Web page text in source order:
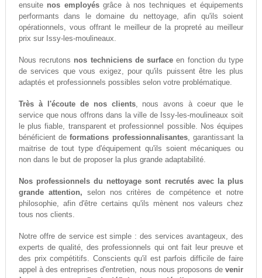
ensuite nos employésgrâce à nos techniques et équipements
performants dans le domaine du nettoyage, afin qu'ils soient
opérationnels, vous offrant le meilleur de la propreté au meilleur
prix sur Issy-les-moulineaux.
Nous recrutons nos techniciens de surface en fonction du type
de services que vous exigez, pour qu'ils puissent être les plus
adaptés et professionnels possibles selon votre problématique.
Très à l'écoute de nos clients, nous avons à coeur que le
service que nous offrons dans la ville de Issy-les-moulineaux soit
le plus fiable, transparent et professionnel possible. Nos équipes
bénéficient deformations professionnalisantes, garantissant la
maitrise de tout type d'équipement qu'ils soient mécaniques ou
non dans le but de proposer la plus grande adaptabilité.
Nos professionnels du nettoyage sont recrutés avec la plus
grande attention, selon nos critères de compétence et notre
philosophie, afin d'être certains qu'ils mènent nos valeurs chez
tous nos clients.
Notre offre de service est simple : des services avantageux, des
experts de qualité, des professionnels qui ont fait leur preuve et
des prix compétitifs. Conscients qu'il est parfois difficile de faire
appel à des entreprises d'entretien, nous nous proposons devenir